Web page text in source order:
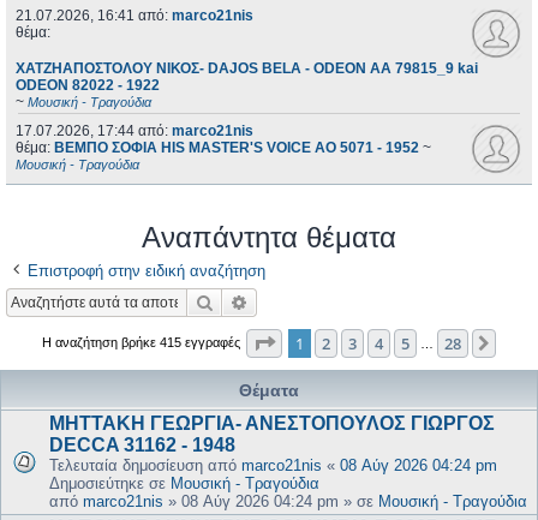
21.07.2026, 16:41 από: marco21nis
θέμα:
ΧΑΤΖΗΑΠΟΣΤΟΛΟΥ ΝΙΚΟΣ- DAJOS BELA - ODEON AA 79815_9 kai
ODEON 82022 - 1922
~ Μουσική - Τραγούδια
17.07.2026, 17:44 από: marco21nis
θέμα: ΒΕΜΠΟ ΣΟΦΙΑ HIS MASTER'S VOICE AO 5071 - 1952 ~
Μουσική - Τραγούδια
Αναπάντητα θέματα
Επιστροφή στην ειδική αναζήτηση
Αναζήτηση
Η αναζήτηση βρήκε 415 εγγραφές Σελίδα από28
1 2 3 4 5 28
Θέματα
ΜΗΤΤΑΚΗ ΓΕΩΡΓΙΑ- ΑΝΕΣΤΟΠΟΥΛΟΣ ΓΙΩΡΓΟΣ
DECCA 31162 - 1948
Τελευταία δημοσίευση από marco21nis « 08 Αύγ 2026 04:24 pm
Δημοσιεύτηκε σε Μουσική - Τραγούδια
από marco21nis » 08 Αύγ 2026 04:24 pm » σε Μουσική - Τραγούδια